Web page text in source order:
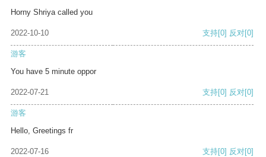
Horny Shriya called you
2022-10-10 支持[0] 反对[0]
游客
You have 5 minute oppor
2022-07-21 支持[0] 反对[0]
游客
Hello, Greetings fr
2022-07-16 支持[0] 反对[0]